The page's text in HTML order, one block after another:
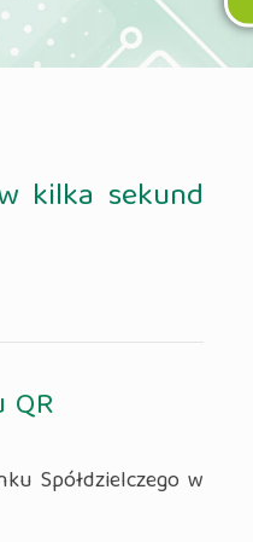
kilka sekund
Spółdzielczego w